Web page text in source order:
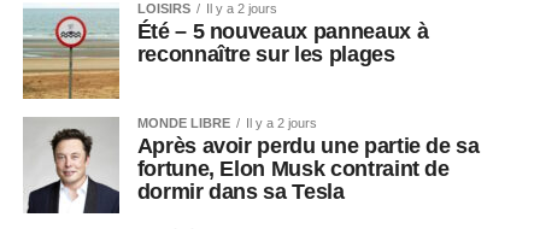
LOISIRS Il y a 2 jours
Été – 5 nouveaux panneaux à
reconnaître sur les plages
MONDE LIBRE Il y a 2 jours
Après avoir perdu une partie de sa
fortune, Elon Musk contraint de
dormir dans sa Tesla